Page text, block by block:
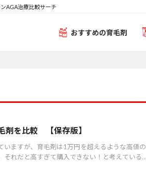
AGA治療比較サーチ
おすすめの育毛剤
剤を比較 【保存版】
いますが、育毛剤は1万円を超えるような高値の
れだと高すぎて購入できない！と考えている